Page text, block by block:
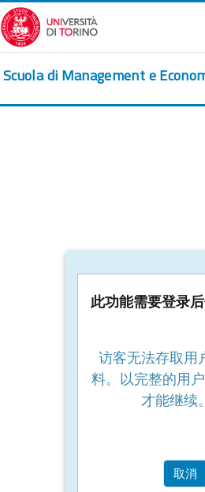
跳到主要内容
Scuola di Management e
此功能需要登录
访客无法存取用
料。以完整的用
才能继续。
取消